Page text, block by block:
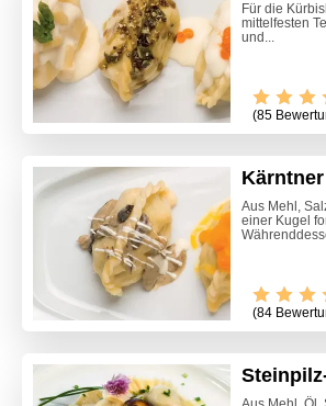
Für die
mittelfesten
und...
(85
Aus Mehl,
einer Kugel
(84